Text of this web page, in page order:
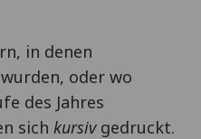
in denen
oder wo
des Jahres
sich kursivgedruckt.